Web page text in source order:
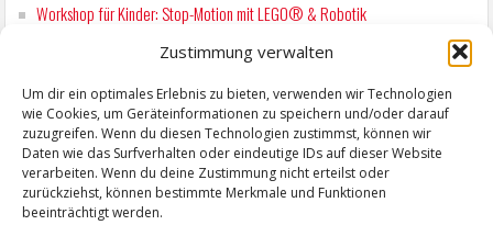
Zustimmung verwalten
Um dir ein optimales Erlebnis zu bieten, verwenden wir Technologien
wie Cookies, um Geräteinformationen zu speichern und/oder darauf
zuzugreifen. Wenn du diesen Technologien zustimmst, können wir
Daten wie das Surfverhalten oder eindeutige IDs auf dieser Website
verarbeiten. Wenn du deine Zustimmung nicht erteilst oder
zurückziehst, können bestimmte Merkmale und Funktionen
beeinträchtigt werden.
Workshop für Kinder: Stop-Motion mit LEGO® & Robotik
EINFACH LESEN im August 2026 H.P. Richter - DAMALS WAR ES FRIEDRICH
Lesung in Einfacher Sprache